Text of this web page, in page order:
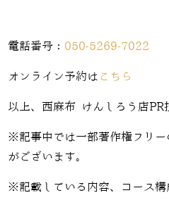
電話番号： 050-5269-7022
オンライン予約は こちら
以上、西麻布 けんしろう店PR
※記事中では一部著作権フリ
がございます。
※記載している内容、コース構